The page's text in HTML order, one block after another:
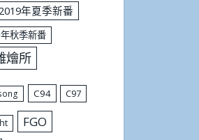
2019年夏季新番
秋季新番
燴所
C94 C97
FGO